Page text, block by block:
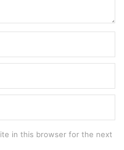
in this browser for the next